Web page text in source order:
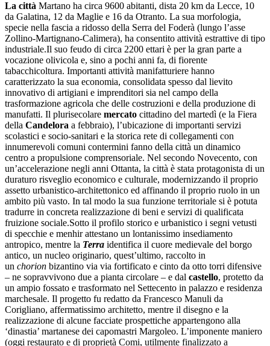
La città Martano ha circa 9600 abitanti, dista 20 km da Lecce, 10
da Galatina, 12 da Maglie e 16 da Otranto. La sua morfologia,
specie nella fascia a ridosso della Serra del Foderà (lungo l’asse
Zollino-Martignano-Calimera), ha consentito attività estrattive di tipo
industriale.Il suo feudo di circa 2200 ettari è per la gran parte a
vocazione olivicola e, sino a pochi anni fa, di fiorente
tabacchicoltura. Importanti attività manifatturiere hanno
caratterizzato la sua economia, consolidata spesso dal lievito
innovativo di artigiani e imprenditori sia nel campo della
trasformazione agricola che delle costruzioni e della produzione di
manufatti. Il plurisecolare mercato cittadino del martedì (e la Fiera
della Candelora a febbraio), l’ubicazione di importanti servizi
scolastici e socio-sanitari e la storica rete di collegamenti con
innumerevoli comuni contermini fanno della città un dinamico
centro a propulsione comprensoriale. Nel secondo Novecento, con
un’accelerazione negli anni Ottanta, la città è stata protagonista di un
duraturo risveglio economico e culturale, modernizzando il proprio
assetto urbanistico-architettonico ed affinando il proprio ruolo in un
ambito più vasto. In tal modo la sua funzione territoriale si è potuta
tradurre in concreta realizzazione di beni e servizi di qualificata
fruizione sociale.Sotto il profilo storico e urbanistico i segni vetusti
di specchie e menhir attestano un lontanissimo insediamento
antropico, mentre la Terra identifica il cuore medievale del borgo
antico, un nucleo originario, quest’ultimo, raccolto in
un chorion bizantino via via fortificato e cinto da otto torri difensive
– ne sopravvivono due a pianta circolare – e dal castello, protetto da
un ampio fossato e trasformato nel Settecento in palazzo e residenza
marchesale. Il progetto fu redatto da Francesco Manuli da
Corigliano, affermatissimo architetto, mentre il disegno e la
realizzazione di alcune facciate prospettiche appartengono alla
‘dinastia’ martanese dei capomastri Margoleo. L’imponente maniero
(oggi restaurato e di proprietà Comi, utilmente finalizzato a